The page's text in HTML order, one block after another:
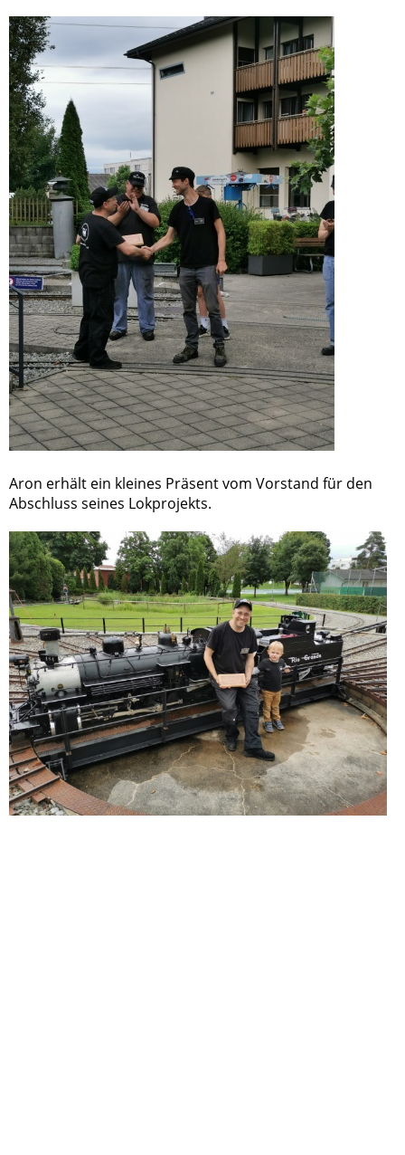
Aron erhält ein kleines Präsent vom Vorstand für den
Abschluss seines Lokprojekts.